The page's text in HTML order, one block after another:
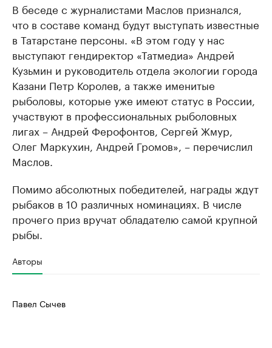
В беседе с журналистами Маслов признался,
что в составе команд будут выступать известные
в Татарстане персоны. «В этом году у нас
выступают гендиректор «Татмедиа» Андрей
Кузьмин и руководитель отдела экологии города
Казани Петр Королев, а также именитые
рыболовы, которые уже имеют статус в России,
участвуют в профессиональных рыболовных
лигах – Андрей Ферофонтов, Сергей Жмур,
Олег Маркухин, Андрей Громов», – перечислил
Маслов.
Помимо абсолютных победителей, награды ждут
рыбаков в 10 различных номинациях. В числе
прочего приз вручат обладателю самой крупной
рыбы.
Авторы
Павел Сычев